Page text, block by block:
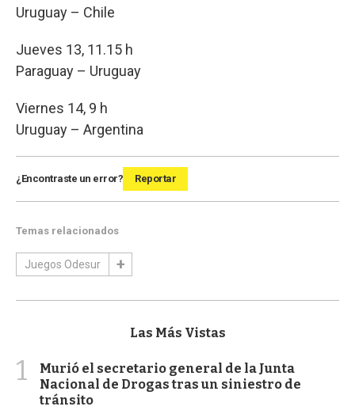
Uruguay – Chile
Jueves 13, 11.15 h
Paraguay – Uruguay
Viernes 14, 9 h
Uruguay – Argentina
¿Encontraste un error? Reportar
Temas relacionados
Juegos Odesur
Las Más Vistas
1
Murió el secretario general de la Junta
Nacional de Drogas tras un siniestro de
tránsito